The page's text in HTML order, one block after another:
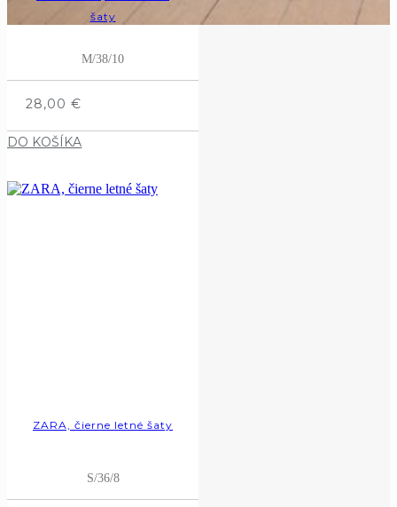
šaty
M/38/10
28,00€
DO KOŠÍKA
ZARA, čierne letné šaty
S/36/8